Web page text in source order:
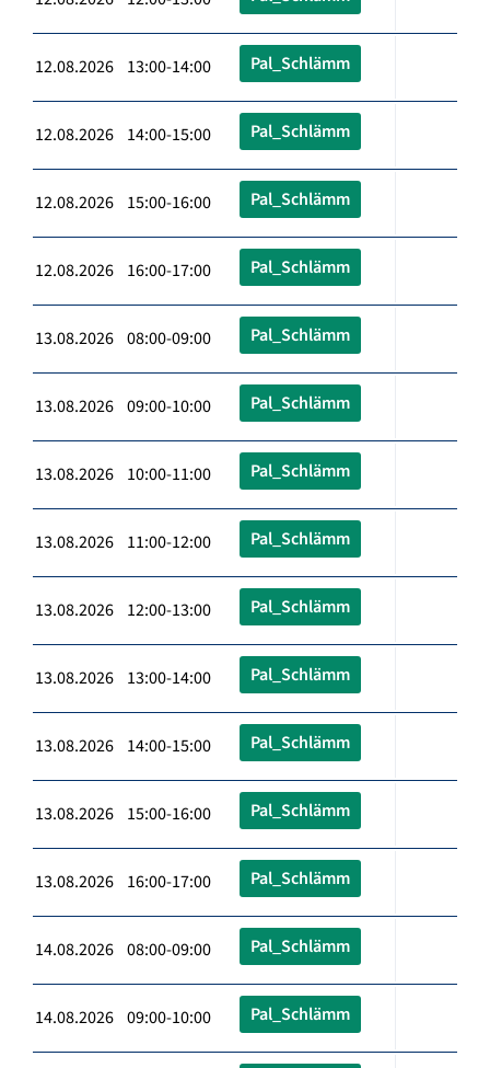
12.08.2026 13:00-14:00 Pal_Schlämm
12.08.2026 14:00-15:00 Pal_Schlämm
12.08.2026 15:00-16:00 Pal_Schlämm
12.08.2026 16:00-17:00 Pal_Schlämm
13.08.2026 08:00-09:00 Pal_Schlämm
13.08.2026 09:00-10:00 Pal_Schlämm
13.08.2026 10:00-11:00 Pal_Schlämm
13.08.2026 11:00-12:00 Pal_Schlämm
13.08.2026 12:00-13:00 Pal_Schlämm
13.08.2026 13:00-14:00 Pal_Schlämm
13.08.2026 14:00-15:00 Pal_Schlämm
13.08.2026 15:00-16:00 Pal_Schlämm
13.08.2026 16:00-17:00 Pal_Schlämm
14.08.2026 08:00-09:00 Pal_Schlämm
14.08.2026 09:00-10:00 Pal_Schlämm